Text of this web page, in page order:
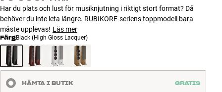
Hitta Butik
Kundtjänst
Logga in
Kundtjänst
Bygg med ljud
Företag
Har du plats och lust för musiknjutning i riktigt stort format? Då
behöver du inte leta längre. RUBIKORE-seriens toppmodell bara
måste upplevas! Läs mer
FärgBlack (High Gloss Lacquer)
HÄMTA I BUTIK GRATIS